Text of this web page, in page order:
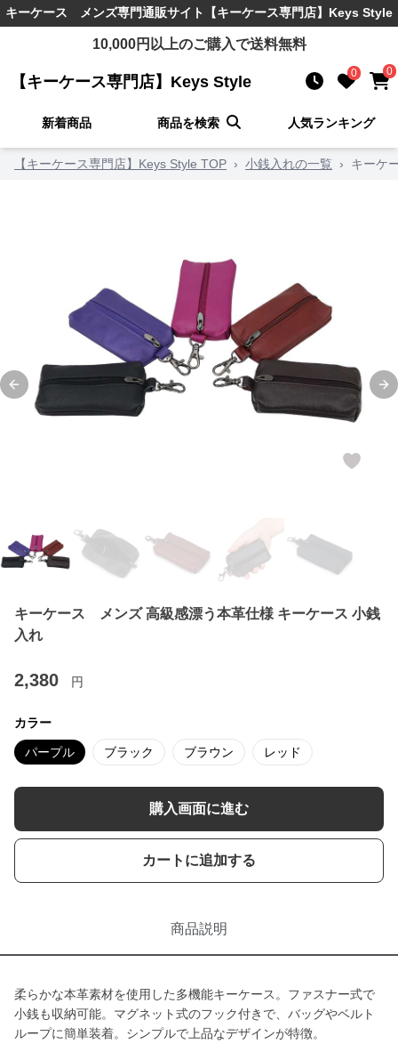
キーケース メンズ専門通販サイト 【キーケース専門店】Keys Style
10,000円以上のご購入で送料無料
【キーケース専門店】Keys Style 0 0
新着商品 商品を検索 人気ランキング
【キーケース専門店】Keys Style TOP › 小銭入れの一覧 › キーケ
Previous slide
キーケース メンズ 高級感漂う本革仕様 キーケース 小銭
入れ
2,380 円
カラー
パープル ブラック ブラウン レッド
購入画面に進む
カートに追加する
商品説明
柔らかな本革素材を使用した多機能キーケース。ファスナー式で
小銭も収納可能。マグネット式のフック付きで、バッグやベルト
ループに簡単装着。シンプルで上品なデザインが特徴。